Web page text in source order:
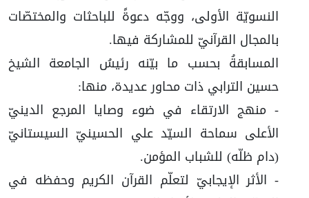
النسويّة الأولى، ووجّه دعوةً للباحثات والمختصّات
بالمجال القرآنيّ للمشاركة فيها.
المسابقةُ بحسب ما بيّنه رئيسُ الجامعة الشيخ
حسين الترابي ذات محاور عديدة، منها:
- منهج الارتقاء في ضوء وصايا المرجع الدينيّ
الأعلى سماحة السيّد علي الحسينيّ السيستانيّ
(دام ظلّه) للشباب المؤمن.
- الأثر الإيجابيّ لتعلّم القرآن الكريم وحفظه في